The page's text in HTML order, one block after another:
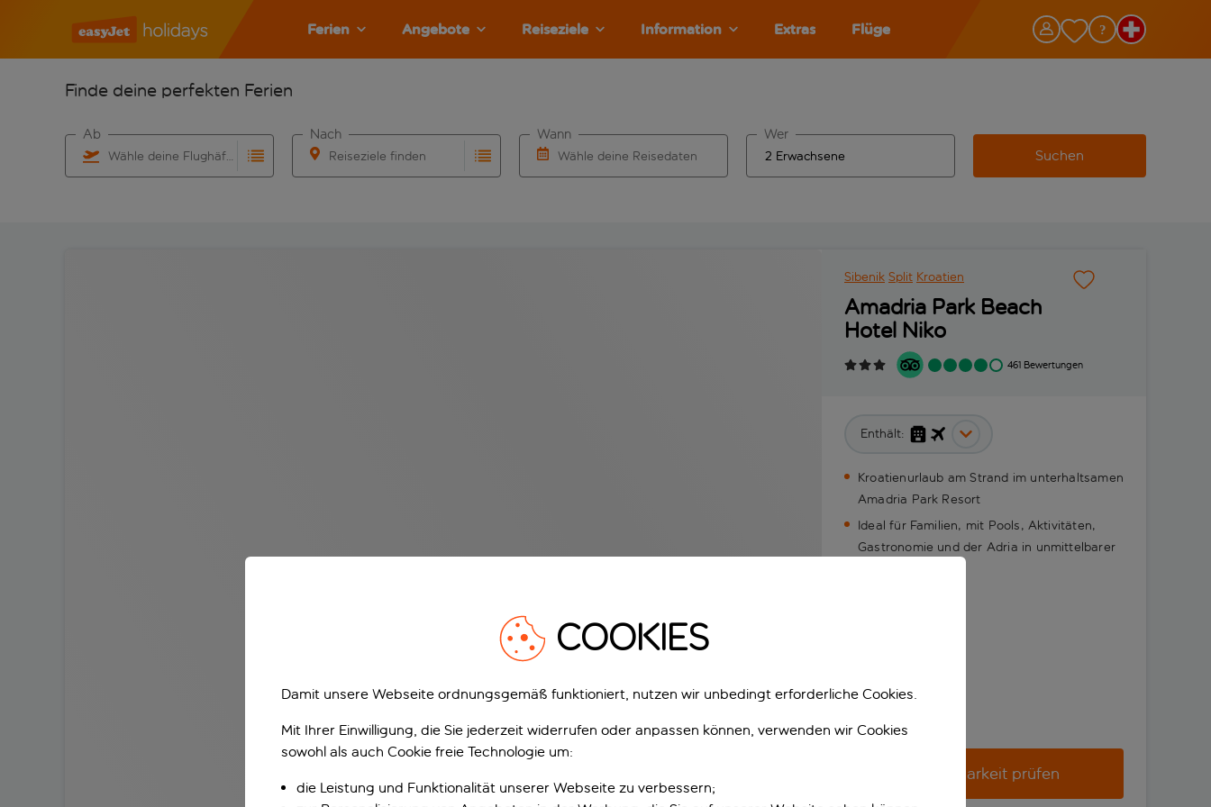
Ferien Angebote Reiseziele Information Extras Flüge
Finde deine perfekten Ferien
Wähle deine Flughäfen
Ab
Reiseziele finden
Nach
Wähle deine Reisedaten
Wann Wer
Suchen
Sibenik Split Kroatien
Amadria Park Beach
Hotel Niko
461 Bewertungen
Enthält:
Kroatienurlaub am Strand im unterhaltsamen
Amadria Park Resort
Ideal für Familien, mit Pools, Aktivitäten,
Gastronomie und der Adria in unmittelbarer
Verfügbarkeit prüfen
COOKIES
Damit unsere Webseite ordnungsgemäß funktioniert, nutzen wir unbedingt erforderliche Cookies.
Mit Ihrer Einwilligung, die Sie jederzeit widerrufen oder anpassen können, verwenden wir Cookies
sowohl als auch Cookie freie Technologie um:
die Leistung und Funktionalität unserer Webseite zu verbessern;